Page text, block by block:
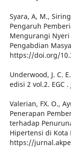
Syara, A, M.,
Pengaruh
Mengurangi Nyeri
Pengabdian
https://doi.org/
Underwood, J. C.
edisi 2 vol.2. EGC .
Valerian, FX. O.,
Penerapan
terhadap
Hipertensi di Kota
https://